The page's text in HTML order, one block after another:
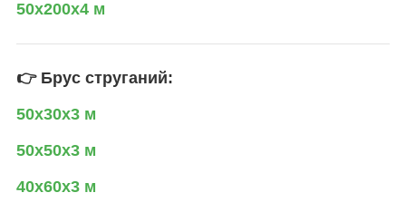
50х200х4 м
👉 Брус струганий:
50х30х3 м
50х50х3 м
40х60х3 м